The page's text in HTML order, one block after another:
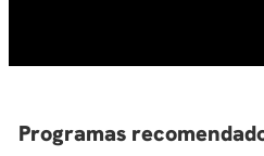
Programas